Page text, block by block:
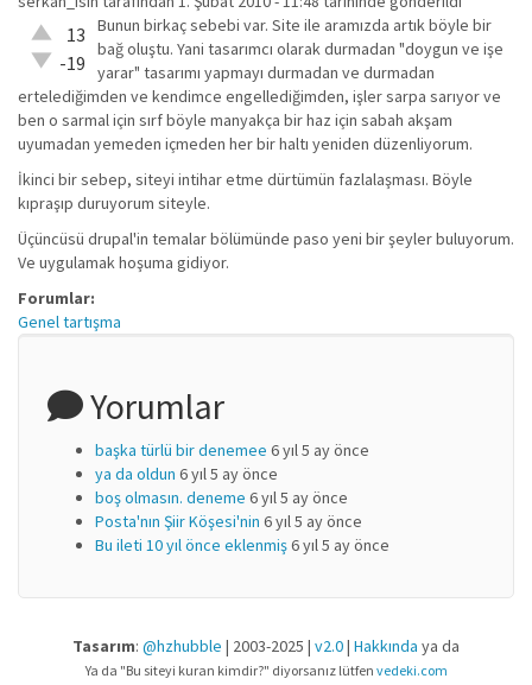
Çok iyi!
13
O kadar
değil!
-19
Bunun birkaç sebebi var. Site ile aramızda artık böyle bir
bağ oluştu. Yani tasarımcı olarak durmadan "doygun ve işe
yarar" tasarımı yapmayı durmadan ve durmadan
ertelediğimden ve kendimce engellediğimden, işler sarpa sarıyor ve
ben o sarmal için sırf böyle manyakça bir haz için sabah akşam
uyumadan yemeden içmeden her bir haltı yeniden düzenliyorum.
İkinci bir sebep, siteyi intihar etme dürtümün fazlalaşması. Böyle
kıpraşıp duruyorum siteyle.
Üçüncüsü drupal'in temalar bölümünde paso yeni bir şeyler buluyorum.
Ve uygulamak hoşuma gidiyor.
Forumlar:
Genel tartışma
Yorumlar
başka türlü bir denemee 6 yıl 5 ay önce
ya da oldun 6 yıl 5 ay önce
boş olmasın. deneme 6 yıl 5 ay önce
Posta'nın Şiir Köşesi'nin 6 yıl 5 ay önce
Bu ileti 10 yıl önce eklenmiş6 yıl 5 ay önce
Tasarım: @hzhubble | 2003-2025 | v2.0| Hakkında ya da
Ya da "Bu siteyi kuran kimdir?" diyorsanız lütfen vedeki.com